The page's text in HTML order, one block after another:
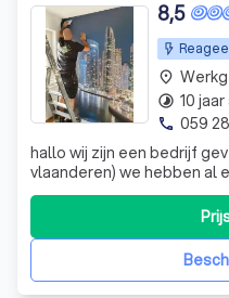
8,5
hallo wij zijn een bedrijf gevestigd in ichtegem (west-
vlaanderen) we hebben al
het vak wij doen schilderwerken binnen en buiten plaatsen
van behang en
plaatsen van gevelisolatie
place
timelapse 10
phone 059